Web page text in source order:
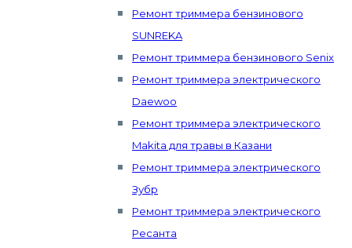
Ремонт триммера бензинового
SUNREKA
Ремонт триммера бензинового Senix
Ремонт триммера электрического
Daewoo
Ремонт триммера электрического
Makita для травы в Казани
Ремонт триммера электрического
Зубр
Ремонт триммера электрического
Ресанта